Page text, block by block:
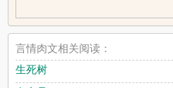
言情肉文相关阅读：
生死树